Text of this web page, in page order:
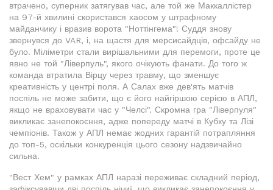
втрачено, суперник затягував час, але той же Маккаллістер
на 97-й хвилині скористався хаосом у штрафному
майданчику і вразив ворота "Ноттінгема"! Суддя знову
звернувся до VAR, і, на щастя для мерсисайдців, офсайду не
було. Міліметри стали вирішальними для перемоги, проте це
явно не той "Ліверпуль", якого очікують фанати. До того ж
команда втратила Вірцу через травму, що зменшує
креативність у центрі поля. А Салах вже дев'ять матчів
поспіль не може забити, що є його найгіршою серією в АПЛ,
якщо не враховувати час у "Челсі". Скромна гра "Ліверпуля"
викликає занепокоєння, адже попереду матчі в Кубку та Лізі
чемпіонів. Також у АПЛ немає жодних гарантій потрапляння
до топ-5, оскільки конкуренція цього сезону надзвичайно
сильна.
"Вест Хем" у рамках АПЛ наразі переживає складний період,